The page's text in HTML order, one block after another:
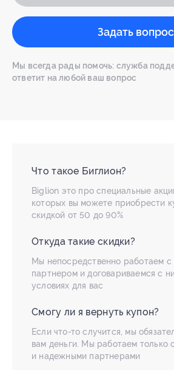
Задать вопрос
Мы всегда рады помочь: служба
ответит на любой ваш вопрос
Что такое Биглион?
Biglion это про специальные
которых вы можете приобрести
скидкой от 50 до 90%
Откуда такие скидки?
Мы непосредственно работаем
партнером и договариваемся с
условиях для вас
Смогу ли я вернуть купон?
Если что-то случится, мы
вам деньги. Мы работаем только
и надежными партнерами